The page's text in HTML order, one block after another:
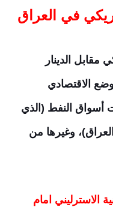
في العراق
الدينار
الاقتصادي
أسواق النفط (الذي
وغيرها من
الاسترليني امام